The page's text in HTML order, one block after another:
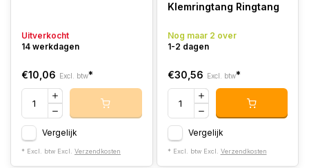
Uitverkocht
14 werkdagen
€10,06 Excl. btw*
Vergelijk
* Excl. btw Excl. Verzendkosten
Klemringtang Ringtang
Nog maar 2 over
1-2 dagen
€30,56 Excl. btw*
Vergelijk
* Excl. btw Excl. Verzendkosten